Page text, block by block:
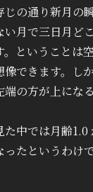
じの通り新月の
い月で三日月ど
ということは
像できます。し
端の方が上にな
中では月齢1.0
たというわけで